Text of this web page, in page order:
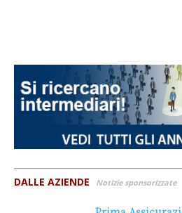
DALLE AZIENDE Notizie sponsorizzate